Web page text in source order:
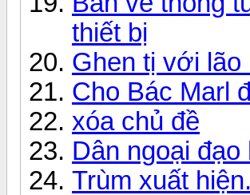
thiết bị
Ghen tị với lão
Cho Bác Marl
xóa chủ đề
Dân ngoại
Trùm xuất hiện.